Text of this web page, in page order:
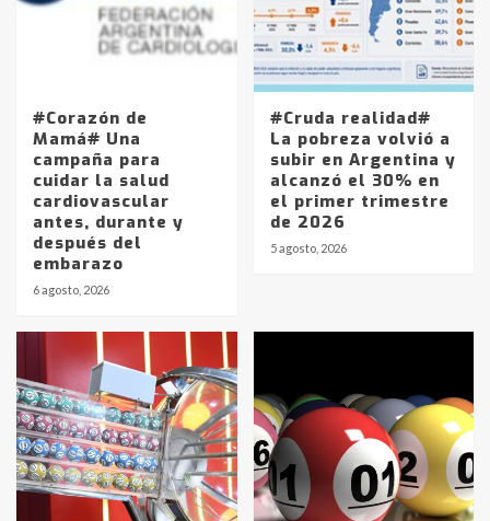
#Corazón de
Mamá# Una
campaña para
cuidar la salud
cardiovascular
antes, durante y
después del
embarazo
6 agosto, 2026
#Cruda realidad#
La pobreza volvió a
subir en Argentina y
alcanzó el 30% en
el primer trimestre
de 2026
5 agosto, 2026